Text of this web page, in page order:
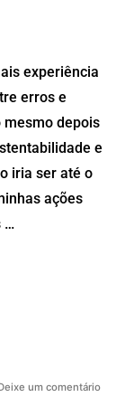
experiência
erros e
depois
e
iria ser até o
ações
…
um comentário